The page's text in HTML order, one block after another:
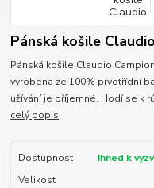
Pánská košile
Pánská košile Claudio
vyrobena ze 100% prvotřídní
užívání je příjemné. Hodí se k
celý popis
Dostupnost
Ihned k
Velikost